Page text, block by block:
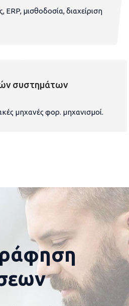
ERP, μισθοδοσία, διαχείριση
συστημάτων
μηχανές φορ. μηχανισμοί.